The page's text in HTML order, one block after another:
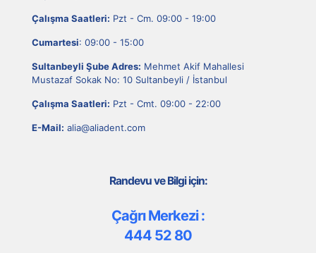
Çalışma Saatleri: Pzt - Cm. 09:00 - 19:00
Cumartesi: 09:00 - 15:00
Sultanbeyli Şube Adres: Mehmet Akif Mahallesi
Mustazaf Sokak No: 10 Sultanbeyli / İstanbul
Çalışma Saatleri: Pzt - Cmt. 09:00 - 22:00
E-Mail: alia@aliadent.com
Randevu ve Bilgi için:
Çağrı Merkezi :
444 52 80